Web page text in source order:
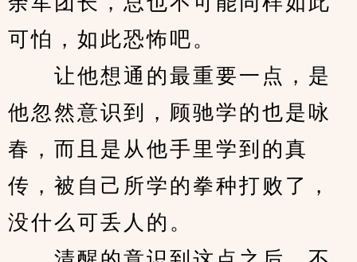
可怕，如此恐怖吧。
让他想通的最重要一点，是
他忽然意识到，顾驰学的也是咏
春，而且是从他手里学到的真
传，被自己所学的拳种打败了，
没什么可丢人的。